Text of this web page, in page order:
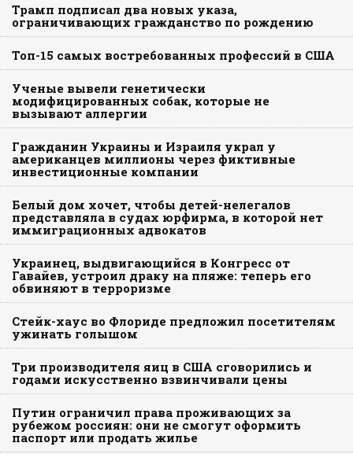
Трамп подписал два новых указа,
ограничивающих гражданство по рождению
Топ-15 самых востребованных профессий в США
Ученые вывели генетически
модифицированных собак, которые не
вызывают аллергии
Гражданин Украины и Израиля украл у
американцев миллионы через фиктивные
инвестиционные компании
Белый дом хочет, чтобы детей-нелегалов
представляла в судах юрфирма, в которой нет
иммиграционных адвокатов
Украинец, выдвигающийся в Конгресс от
Гавайев, устроил драку на пляже: теперь его
обвиняют в терроризме
Стейк-хаус во Флориде предложил посетителям
ужинать голышом
Три производителя яиц в США сговорились и
годами искусственно взвинчивали цены
Путин ограничил права проживающих за
рубежом россиян: они не смогут оформить
паспорт или продать жилье